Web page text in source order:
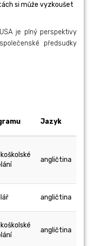
si může vyzkoušet
je plný perspektivy
předsudky
Jazyk
angličtina
angličtina
angličtina